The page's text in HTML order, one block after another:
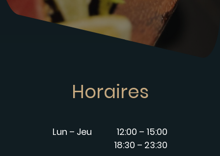
Horaires
Lun – Jeu
12:00 – 15:00
18:30 – 23:30